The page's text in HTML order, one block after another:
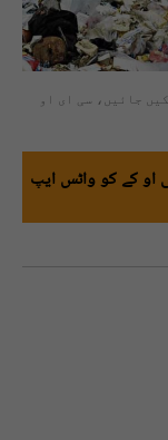
جائیں، سی ای او
او کے کو واٹس ایپ